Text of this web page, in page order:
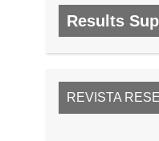
Results
N.º 3, MARZO 2008/
REVISTA